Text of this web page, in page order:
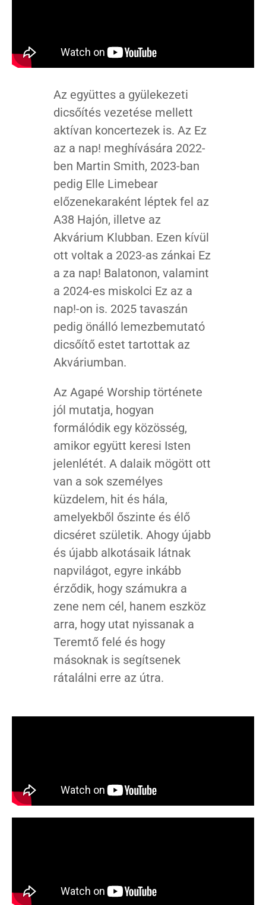
Az együttes a gyülekezeti
dicsőítés vezetése mellett
aktívan koncertezek is. Az Ez
az a nap! meghívására 2022-
ben Martin Smith, 2023-ban
pedig Elle Limebear
előzenekaraként léptek fel az
A38 Hajón, illetve az
Akvárium Klubban. Ezen kívül
ott voltak a 2023-as zánkai Ez
a za nap! Balatonon, valamint
a 2024-es miskolci Ez az a
nap!-on is. 2025 tavaszán
pedig önálló lemezbemutató
dicsőítő estet tartottak az
Akváriumban.
Az Agapé Worship története
jól mutatja, hogyan
formálódik egy közösség,
amikor együtt keresi Isten
jelenlétét. A dalaik mögött ott
van a sok személyes
küzdelem, hit és hála,
amelyekből őszinte és élő
dicséret születik. Ahogy újabb
és újabb alkotásaik látnak
napvilágot, egyre inkább
érződik, hogy számukra a
zene nem cél, hanem eszköz
arra, hogy utat nyissanak a
Teremtő felé és hogy
másoknak is segítsenek
rátalálni erre az útra.